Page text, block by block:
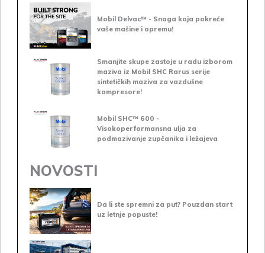
Mobil Delvac™ - Snaga koja pokreće
vaše mašine i opremu!
Smanjite skupe zastoje u radu izborom
maziva iz Mobil SHC Rarus serije
sintetičkih maziva za vazdušne
kompresore!
Mobil SHC™ 600 -
Visokoperformansna ulja za
podmazivanje zupčanika i ležajeva
NOVOSTI
Da li ste spremni za put? Pouzdan start
uz letnje popuste!